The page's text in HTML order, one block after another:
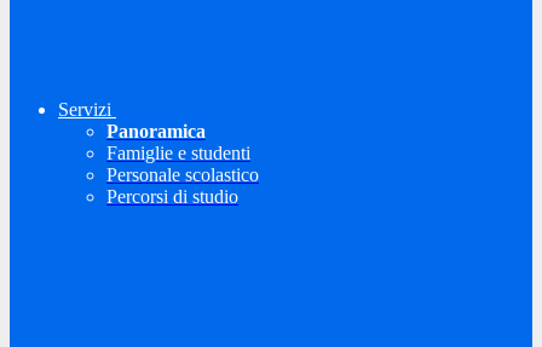
Servizi
Panoramica
Famiglie e studenti
Personale scolastico
Percorsi di studio